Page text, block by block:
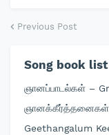
Previous Post
Song book list
ஞானப்பாடல்கள் –
ஞானக்கீர்த்தனைகள்
Geethangalum